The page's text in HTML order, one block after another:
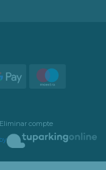
Eliminar compte